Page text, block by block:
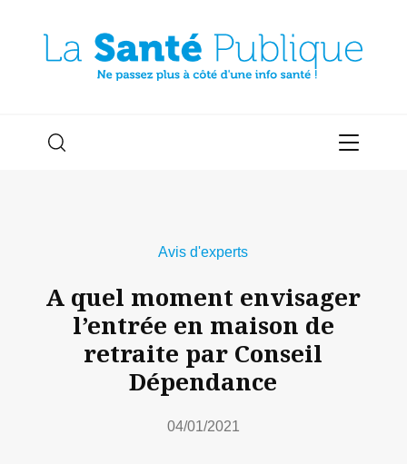
Avis d'experts
A quel moment envisager
l’entrée en maison de
retraite par Conseil
Dépendance
04/01/2021